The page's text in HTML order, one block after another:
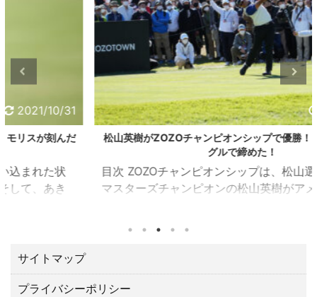
2021/10/24
松山英樹がZOZOチャンピオンシップで優勝！！最後は、イー
目次 ZOZOチャンピオンシップは、松山選手が優勝！
マスターズチャンピオンの松山英樹がアメリカPGAツ
んと２億３００万円。日本ツアーと較べてひとケタ違
います。 最後の１８番ロングホールでは、２オンでワ
ンパットのイーグルで締める圧巻の終わり方でガッツ
サイトマップ
プライバシーポリシー